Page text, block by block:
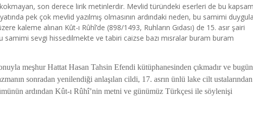
son derece lirik metinlerdir. Mevlid türündeki eserleri de bu
pek çok mevlid yazılmış olmasının ardındaki neden, bu samimi
kaleme alınan Kût-ı Rûhî’de (898/1493, Ruhların Gıdası) de 15. asır şairi
samimi sevgi hissedilmekte ve tabiri caizse bazı mısralar buram buram
meşhur Hattat Hasan Tahsin Efendi kütüphanesinden çıkmadır ve bugün
sonradan yenilendiği anlaşılan cildi, 17. asrın ünlü lake cilt ustalarından
ardından Kût-ı Rûhî’nin metni ve günümüz Türkçesi ile söylenişi